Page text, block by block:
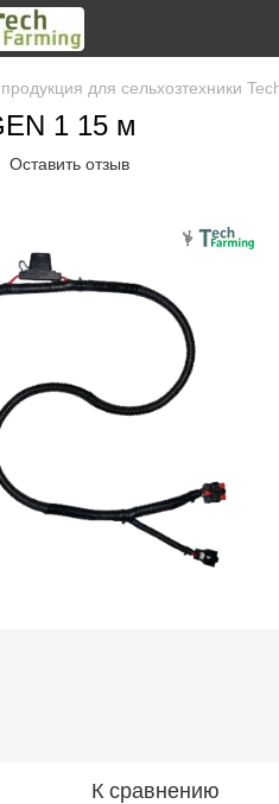
для сельхозтехники
1 15 м
Оставить отзыв
К сравнению